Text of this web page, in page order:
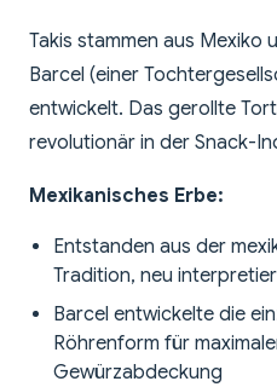
Takis stammen aus Mexiko
Barcel (einer
entwickelt. Das gerollte
revolutionär in der Snack-
Mexikanisches Erbe:
Entstanden aus der
Tradition, neu
Barcel entwickelte die
Röhrenform für
Gewürzabdeckung